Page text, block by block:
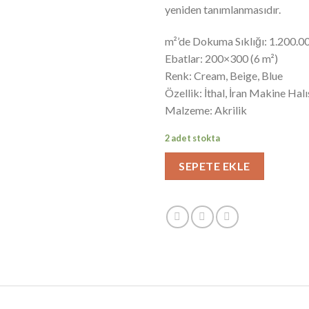
yeniden tanımlanmasıdır.
m²’de Dokuma Sıklığı:
Ebatlar: 200×300 (6 m²)
Renk: Cream, Beige, Blue
Özellik: İthal, İran Makine
Malzeme: Akrilik
2 adet stokta
SEPETE EKLE